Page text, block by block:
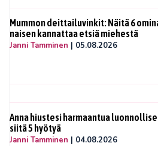
Mummon deittailuvinkit: Näitä 6
naisen kannattaa etsiä miehestä
Janni Tamminen | 05.08.2026
Anna hiustesi harmaantua
siitä 5 hyötyä
Janni Tamminen | 04.08.2026